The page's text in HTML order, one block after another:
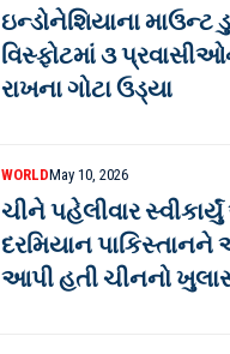
ઇન્ડોનેશિયાના માઉન્ટ
વિસ્ફોટમાં ૩
રાખના ગોટા ઉડ્યા
WORLDMay 10, 2026
ચીને પહેલીવાર
દરમિયાન
આપી હતી ચીનનો